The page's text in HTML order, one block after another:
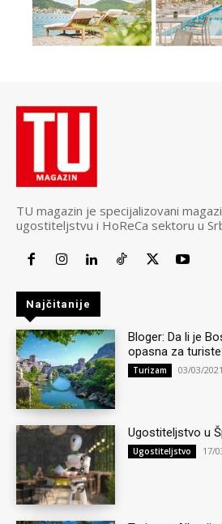
TU magazin je specijalizovani
ugostiteljstvu i HoReCa sektoru u
Najčitanije
Bloger: Da li je
opasna za
Turizam 03/03/2021
Ugostiteljstvo u
Ugostiteljstvo 17/